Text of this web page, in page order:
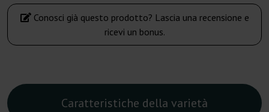
Conosci già questo prodotto? Lascia una recensione e
ricevi un bonus.
Caratteristiche della varietà